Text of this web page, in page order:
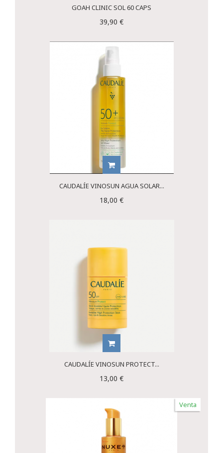
GOAH CLINIC SOL 60 CAPS
39,90 €
CAUDALÍE VINOSUN AGUA SOLAR...
18,00 €
CAUDALÍE VINOSUN PROTECT...
13,00 €
Venta